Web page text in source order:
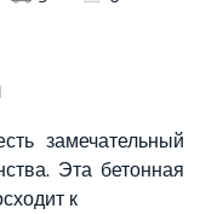
замечательный
Эта бетонная
к